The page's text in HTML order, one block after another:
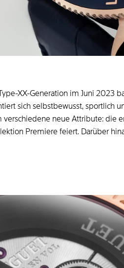
XX-Generation im Juni 2023
sich selbstbewusst, sportlich
neue Attribute: die
Premiere feiert. Darüber